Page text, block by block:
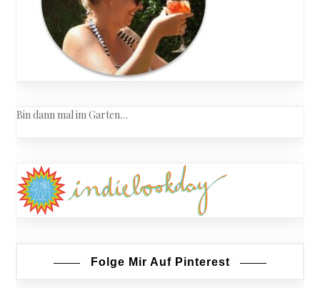
Bin dann mal im Garten…
Folge Mir Auf Pinterest